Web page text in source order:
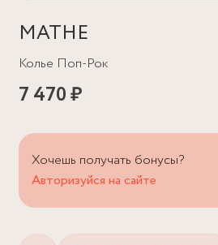
MATHE
Колье Поп-Рок
7 470 ₽
Хочешь получать бонусы?
Авторизуйся на сайте